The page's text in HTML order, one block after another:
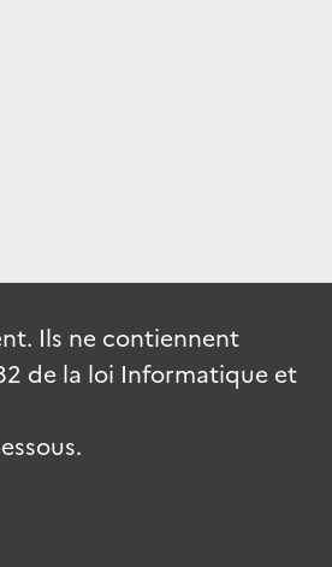
Ils ne contiennent
de la loi Informatique et